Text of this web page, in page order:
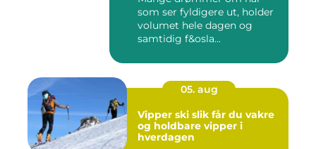
som ser fyldigere ut, holder
volumet hele dagen og
samtidig f&osla...
05. aug
Vipper ski slik får du vakre
og holdbare vipper i
hverdagen